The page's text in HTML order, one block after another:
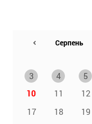
3
4 5
10
11 12
17
18 19